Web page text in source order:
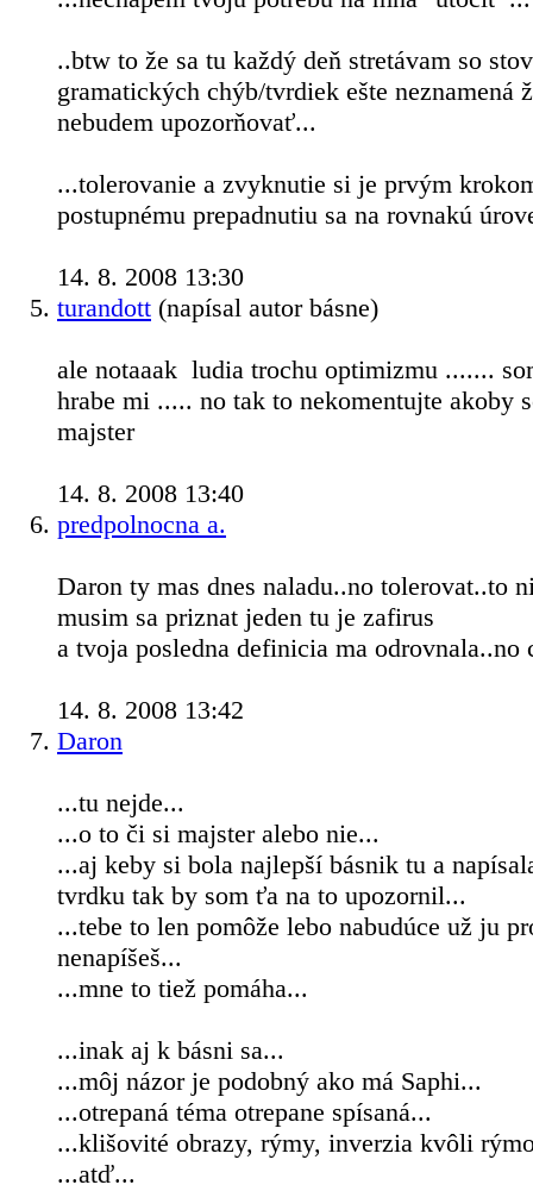
..btw to že sa tu každý deň stretávam so
gramatických chýb/tvrdiek ešte neznamená
nebudem upozorňovať...
...tolerovanie a zvyknutie si je prvým
postupnému prepadnutiu sa na rovnakú
14. 8. 2008 13:30
turandott (napísal autor básne)
ale notaaak ludia trochu optimizmu .......
hrabe mi ..... no tak to nekomentujte akoby
majster
14. 8. 2008 13:40
predpolnocna a.
Daron ty mas dnes naladu..no tolerovat..to
musim sa priznat jeden tu je zafirus
a tvoja posledna definicia ma odrovnala..no
14. 8. 2008 13:42
Daron
...tu nejde...
...o to či si majster alebo nie...
...aj keby si bola najlepší básnik tu a
tvrdku tak by som ťa na to upozornil...
...tebe to len pomôže lebo nabudúce už ju
nenapíšeš...
...mne to tiež pomáha...
...inak aj k básni sa...
...môj názor je podobný ako má Saphi...
...otrepaná téma otrepane spísaná...
...klišovité obrazy, rýmy, inverzia kvôli
...atď...